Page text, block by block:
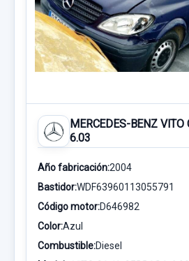
MERCEDES-BENZ VITO
6.03
Año fabricación:2004
Bastidor:WDF63960113055791
Código motor:D646982
Color:Azul
Combustible:Diesel